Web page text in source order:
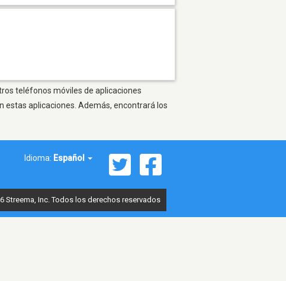
teléfonos móviles de aplicaciones
estas aplicaciones. Además, encontrará los
Idioma: Español
Streema, Inc. Todos los derechos reservados